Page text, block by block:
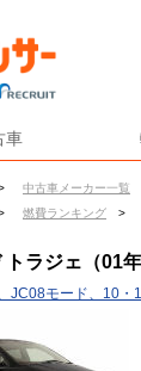
車
中古車メーカー一覧
燃費ランキング >
トラジェ（01
JC08モード、10・